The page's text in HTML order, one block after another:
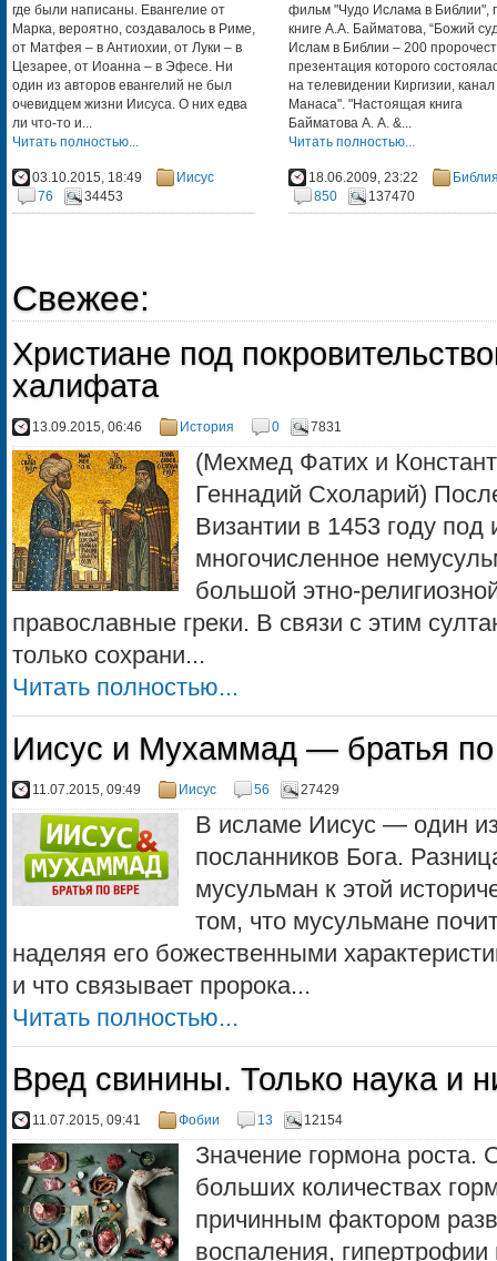
где были написаны. Евангелие от
Марка, вероятно, создавалось в Риме,
от Матфея – в Антиохии, от Луки – в
Цезарее, от Иоанна – в Эфесе. Ни
один из авторов евангелий не был
очевидцем жизни Иисуса. О них едва
ли что-то и...
Читать полностью...
03.10.2015, 18:49
Иисус
76
34453
фильм "Чудо Ислама в Библии",
книге А.А. Байматова, “Божий
Ислам в Библии – 200
презентация которого
на телевидении Киргизии,
Манаса". "Настоящая книга
Байматова А. А. &...
Читать полностью...
18.06.2009, 23:22
850
137470
Свежее:
Христиане под
халифата
13.09.2015, 06:46 История 0 7831
(Мехмед Фатих и
Геннадий Схоларий)
Византии в 1453 году под
многочисленное
большой этно-
православные греки. В связи с этим
только сохрани...
Читать полностью...
Иисус и Мухаммад — братья по
11.07.2015, 09:49 Иисус 56 27429
В исламе Иисус — один
посланников Бога.
мусульман к этой
том, что мусульмане
наделяя его божественными
и что связывает пророка...
Читать полностью...
Вред свинины. Только наука и
11.07.2015, 09:41 Фобии 13 12154
Значение гормона роста.
больших количествах
причинным фактором
воспаления, гипертрофии